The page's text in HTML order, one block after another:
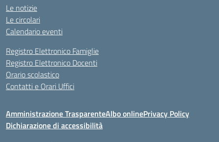
Le notizie
Le circolari
Calendario eventi
Registro Elettronico Famiglie
Registro Elettronico Docenti
Orario scolastico
Contatti e Orari Uffici
Amministrazione TrasparenteAlbo onlinePrivacy Policy
Dichiarazione di accessibilità